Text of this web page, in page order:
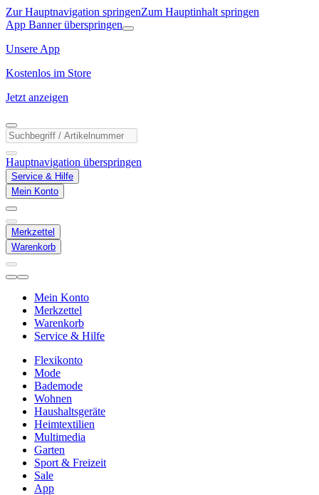
Zur Hauptnavigation springenZum Hauptinhalt springen
App Banner überspringen
Unsere App
Kostenlos im Store
Jetzt anzeigen
Hauptnavigation überspringen
Service & Hilfe
Mein Konto
Merkzettel
Warenkorb
Mein Konto
Merkzettel
Warenkorb
Service & Hilfe
Flexikonto
Mode
Bademode
Wohnen
Haushaltsgeräte
Heimtextilien
Multimedia
Garten
Sport & Freizeit
Sale
App